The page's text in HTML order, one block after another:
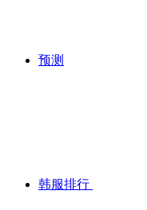
预测
韩服排行